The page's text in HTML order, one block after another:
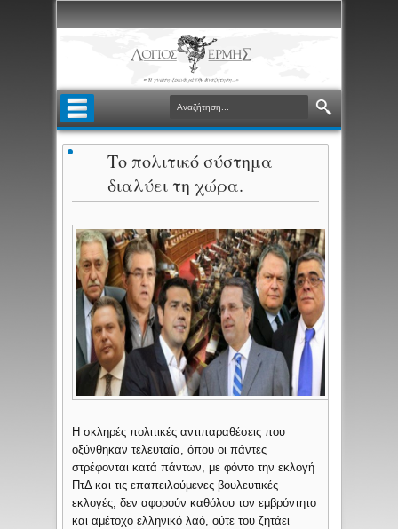
Το πολιτικό σύστημα
διαλύει τη χώρα.
Η σκληρές πολιτικές αντιπαραθέσεις που
οξύνθηκαν τελευταία, όπου οι πάντες
στρέφονται κατά πάντων, με φόντο την εκλογή
ΠτΔ και τις επαπειλούμενες βουλευτικές
εκλογές, δεν αφορούν καθόλου τον εμβρόντητο
και αμέτοχο ελληνικό λαό, ούτε του ζητάει